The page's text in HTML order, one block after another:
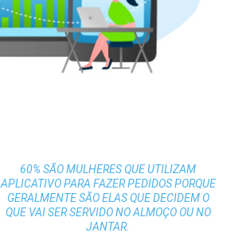
60% SÃO MULHERES QUE UTILIZAM
APLICATIVO PARA FAZER PEDIDOS PORQUE
GERALMENTE SÃO ELAS QUE DECIDEM O
QUE VAI SER SERVIDO NO ALMOÇO OU NO
JANTAR.